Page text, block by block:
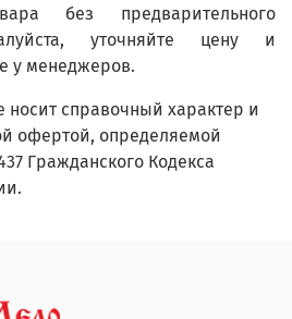
без предварительного
уточняйте цену и
у менеджеров.
справочный характер и
офертой, определяемой
Гражданского Кодекса